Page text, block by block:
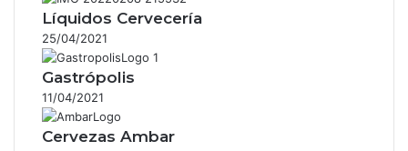
Líquidos Cervecería
25/04/2021
Gastrópolis
11/04/2021
Cervezas Ambar